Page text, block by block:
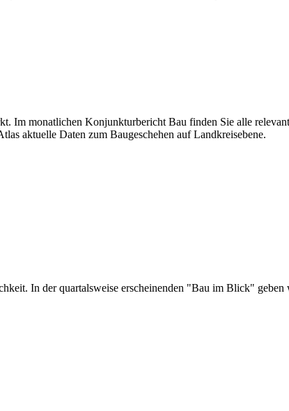
Im monatlichen Konjunkturbericht Bau finden Sie alle
aktuelle Daten zum Baugeschehen auf Landkreisebene.
In der quartalsweise erscheinenden "Bau im Blick"